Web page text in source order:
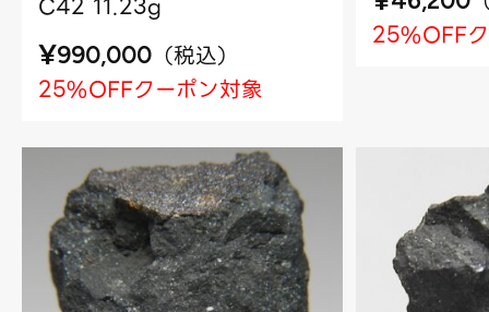
¥990,000 （税込）
25%OFFクーポン対象
25%OFF